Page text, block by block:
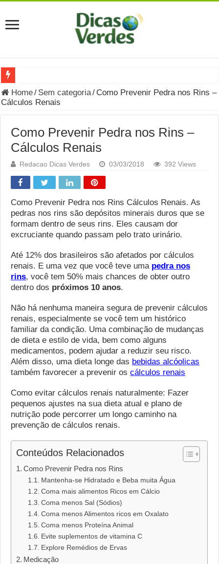
Grávida Pode Comer Pastrami? Saiba Quando o Consumo é
Você sabe o que é uma Economia Circular?
Carta Psicografada de Isabella Nardoni : O que Diz a
Grávida pode comer picles e alimentos em conserva durante
Grávida pode comer Ceviche? Entenda os riscos na gravidez
Carta Psicografada João Hélio: Revelação, Paz e a Lei do
Carta Psicografada de Eduardo Campos
Home/ Sem categoria/ Como Prevenir Pedra nos Rins –
Cálculos Renais
Como Prevenir Pedra nos Rins –
Cálculos Renais
Redacao Dicas Verdes 03/03/2018 392 Views
Como Prevenir Pedra nos Rins Cálculos Renais. As
pedras nos rins são depósitos minerais duros que se
formam dentro de seus rins. Eles causam dor
excruciante quando passam pelo trato urinário.
Até 12% dos brasileiros são afetados por cálculos
renais. E uma vez que você teve uma pedra nos
rins, você tem 50% mais chances de obter outro
dentro dos próximos 10 anos.
Não há nenhuma maneira segura de prevenir cálculos
renais, especialmente se você tem um histórico
familiar da condição. Uma combinação de mudanças
de dieta e estilo de vida, bem como alguns
medicamentos, podem ajudar a reduzir seu risco.
Além disso, uma dieta longe das bebidas alcóolicas
também favorecer a prevenir oscálculos renais
Como evitar cálculos renais naturalmente: Fazer
pequenos ajustes na sua dieta atual e plano de
nutrição pode percorrer um longo caminho na
prevenção de cálculos renais.
Conteúdos Relacionados
Como Prevenir Pedra nos Rins
Mantenha-se Hidratado e Beba muita Água
Coma mais alimentos Ricos em Cálcio
Coma menos Sal (Sódios)
Coma menos Alimentos ricos em Oxalato
Coma menos Proteína Animal
Evite suplementos de vitamina C
Explore Remédios de Ervas
Medicação